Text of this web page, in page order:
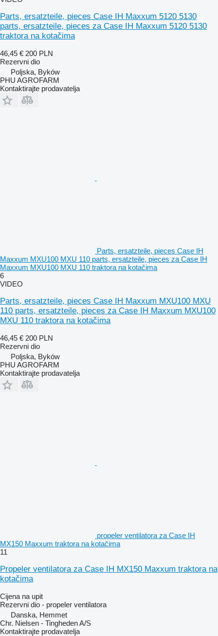
Parts, ersatzteile, pieces Case IH Maxxum 5120 5130
parts, ersatzteile, pieces za Case IH Maxxum 5120 5130
traktora na kotačima
46,45 € 200 PLN
Rezervni dio
Poljska, Byków
PHU AGROFARM
Kontaktirajte prodavatelja
Parts, ersatzteile, pieces Case IH
Maxxum MXU100 MXU 110 parts, ersatzteile, pieces za Case IH
Maxxum MXU100 MXU 110 traktora na kotačima
6
VIDEO
Parts, ersatzteile, pieces Case IH Maxxum MXU100 MXU
110 parts, ersatzteile, pieces za Case IH Maxxum MXU100
MXU 110 traktora na kotačima
46,45 € 200 PLN
Rezervni dio
Poljska, Byków
PHU AGROFARM
Kontaktirajte prodavatelja
propeler ventilatora za Case IH
MX150 Maxxum traktora na kotačima
11
Propeler ventilatora za Case IH MX150 Maxxum traktora na
kotačima
Cijena na upit
Rezervni dio - propeler ventilatora
Danska, Hemmet
Chr. Nielsen - Tingheden A/S
Kontaktirajte prodavatelja